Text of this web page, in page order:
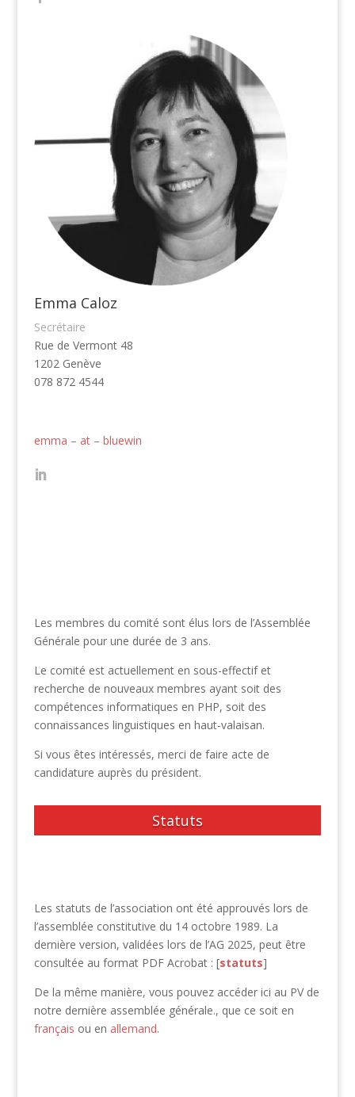
Emma Caloz
Secrétaire
Rue de Vermont 48
1202 Genève
078 872 4544
emma – at – bluewin
Les membres du comité sont élus lors de l’Assemblée
Générale pour une durée de 3 ans.
Le comité est actuellement en sous-effectif et
recherche de nouveaux membres ayant soit des
compétences informatiques en PHP, soit des
connaissances linguistiques en haut-valaisan.
Si vous êtes intéressés, merci de faire acte de
candidature auprès du président.
Statuts
Les statuts de l’association ont été approuvés lors de
l’assemblée constitutive du 14 octobre 1989. La
dernière version, validées lors de l’AG 2025, peut être
consultée au format PDF Acrobat : [statuts]
De la même manière, vous pouvez accéder ici au PV de
notre dernière assemblée générale., que ce soit en
français ou en allemand.